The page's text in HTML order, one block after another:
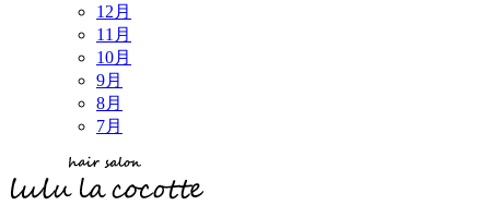
12月
11月
10月
9月
8月
7月